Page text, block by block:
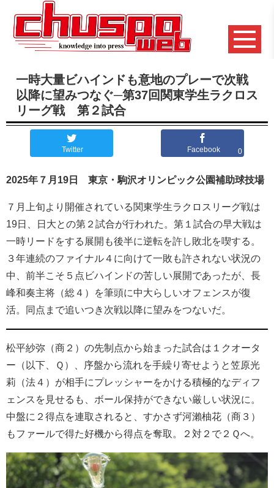
一時大量ビハインドも意地のプレーで次戦
以降に望みつなぐ─第37回関東学生ラクロス
リーグ戦 第２試合
Twitter Facebook 0
2025年７月19日 東京・駒沢オリンピック公園補助球技場
７月上旬より開催されている関東学生ラクロスリーグ戦は
19日、日大との第２試合が行われた。第１試合の早大戦は
一時リードをする展開も後半に逆転を許し敗北を喫する。
３年連続のファイナル４に向けて一敗も許されない状況の
中、前半こそ５点ビハインドの苦しい展開であったが、長
峰和奏主将（総４）を筆頭に中大らしいオフェンスが復
活。同点まで追いつき次戦以降に望みをつないだ。
松平紗弥（商２）の先制点から始まった試合は１クオータ
ー（以下、Ｑ）、序盤から流れを手繰り寄せようと笠原光
莉（法４）が相手にプレッシャーをかける積極的なディフ
ェンスを見せるも、ボール保持ができない厳しい状況に。
中盤に２得点を連取されると、すかさず河瀨柚花（商３）
もファールで得た好機から得点を奪取。２対２で２Ｑへ。